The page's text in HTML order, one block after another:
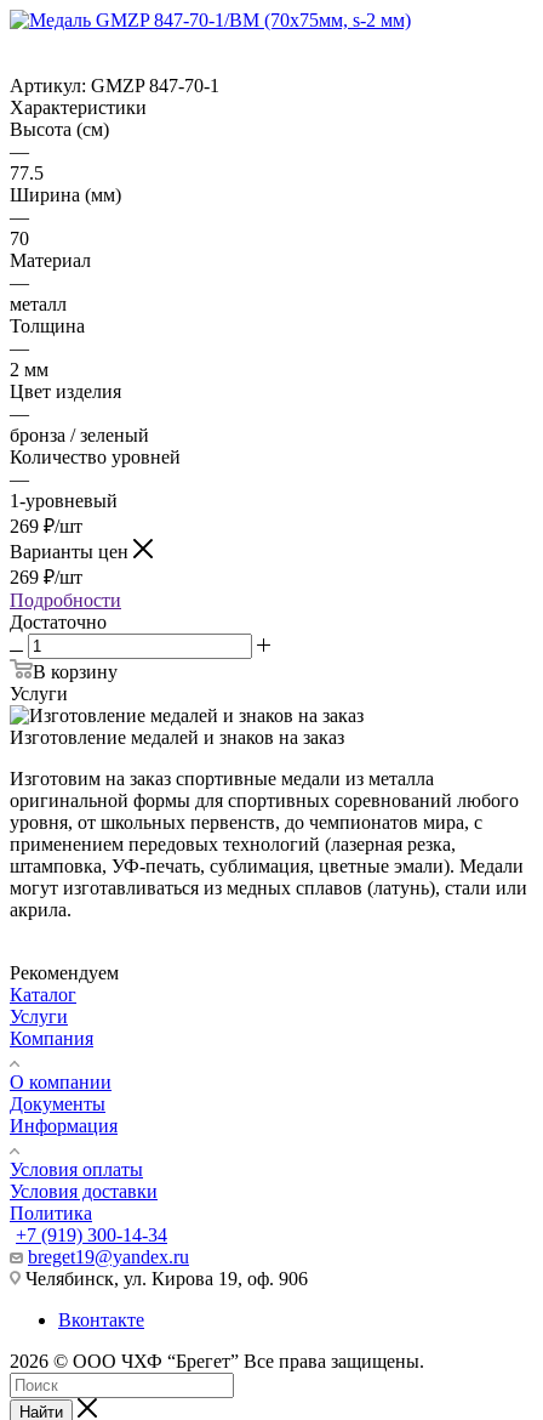
Артикул: GMZP 847-70-1
Характеристики
Высота (см)
—
77.5
Ширина (мм)
—
70
Материал
—
металл
Толщина
—
2 мм
Цвет изделия
—
бронза / зеленый
Количество уровней
—
1-уровневый
269 ₽/шт
Варианты цен
269 ₽/шт
Подробности
Достаточно
В корзину
Услуги
Изготовление медалей и знаков на заказ
Изготовим на заказ спортивные медали из металла
оригинальной формы для спортивных соревнований любого
уровня, от школьных первенств, до чемпионатов мира, с
применением передовых технологий (лазерная резка,
штамповка, УФ-печать, сублимация, цветные эмали). Медали
могут изготавливаться из медных сплавов (латунь), стали или
акрила.
Рекомендуем
Каталог
Услуги
Компания
О компании
Документы
Информация
Условия оплаты
Условия доставки
Политика
+7 (919) 300-14-34
breget19@yandex.ru
Челябинск, ул. Кирова 19, оф. 906
Вконтакте
2026 © ООО ЧХФ “Брегет” Все права защищены.
Найти